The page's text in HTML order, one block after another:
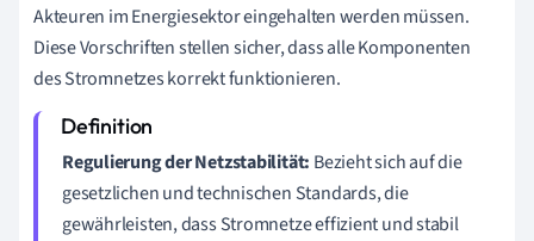
Akteuren im Energiesektor eingehalten werden müssen.
Diese Vorschriften stellen sicher, dass alle Komponenten
des Stromnetzes korrekt funktionieren.
Regulierung der Netzstabilität: Bezieht sich auf die
gesetzlichen und technischen Standards, die
gewährleisten, dass Stromnetze effizient und stabil